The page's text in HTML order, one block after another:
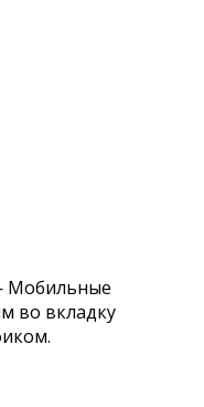
Мобильные
во вкладку